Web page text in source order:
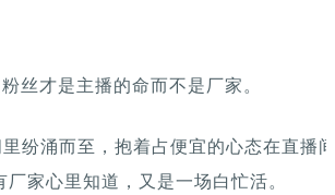
丝才是主播的命而不是厂家。
纷涌而至，抱着占便宜的心态在直播
家心里知道，又是一场白忙活。